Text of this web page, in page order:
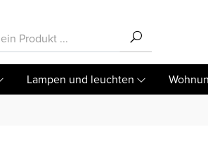
Lampen und leuchten